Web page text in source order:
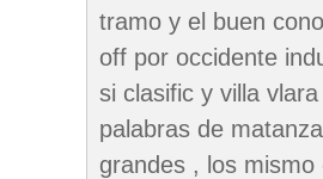
tramo y el buen
off por occidente
si clasific y villa
palabras de
grandes , los